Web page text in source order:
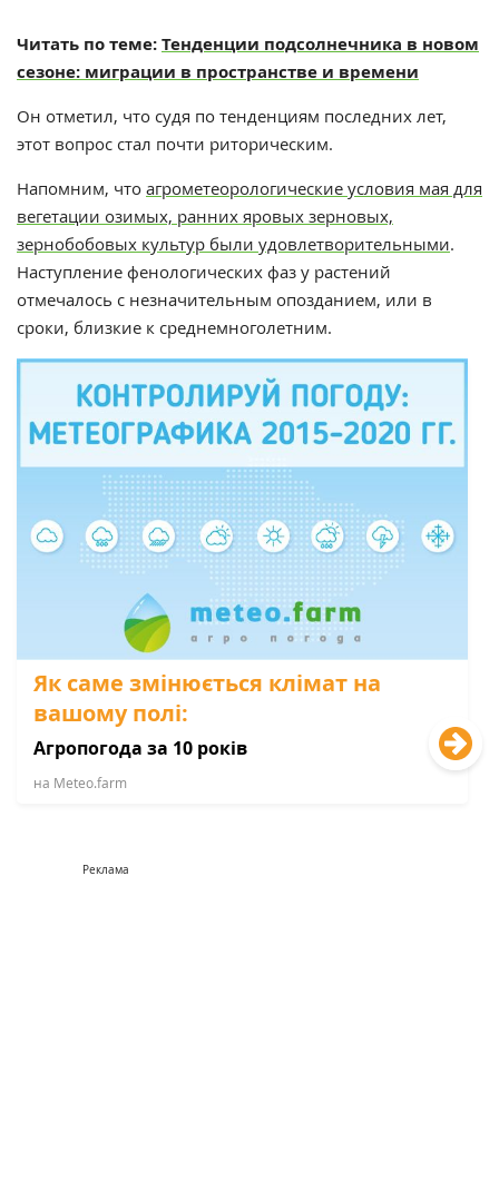
Читать по теме:Тенденции подсолнечника в новом
сезоне: миграции в пространстве и времени
Он отметил, что судя по тенденциям последних лет,
этот вопрос стал почти риторическим.
Напомним, что агрометеорологические условия мая для
вегетации озимых, ранних яровых зерновых,
зернобобовых культур были удовлетворительными.
Наступление фенологических фаз у растений
отмечалось с незначительным опозданием, или в
сроки, близкие к среднемноголетним.
Як саме змінюється клімат на
вашому полі:
Агропогода за 10 років
на Мeteo.farm
Реклама